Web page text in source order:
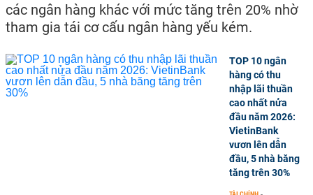
các ngân hàng khác với mức tăng trên 20% nhờ
tham gia tái cơ cấu ngân hàng yếu kém.
TOP 10 ngân
hàng có thu
nhập lãi thuần
cao nhất nửa
đầu năm 2026:
VietinBank
vươn lên dẫn
đầu, 5 nhà băng
tăng trên 30%